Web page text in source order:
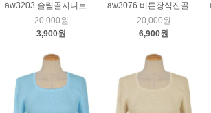
aw3203 슬림골지니트_퍼플
20,000원
3,900원
aw3076 버튼장식잔골지니트_핑크
20,000원
6,900원